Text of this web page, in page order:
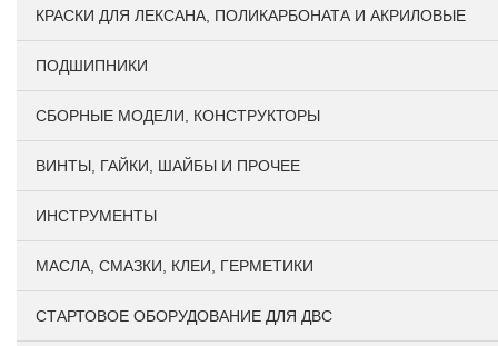
КРАСКИ ДЛЯ ЛЕКСАНА, ПОЛИКАРБОНАТА И АКРИЛОВЫЕ
ПОДШИПНИКИ
CБОРНЫЕ МОДЕЛИ, КОНСТРУКТОРЫ
ВИНТЫ, ГАЙКИ, ШАЙБЫ И ПРОЧЕЕ
ИНСТРУМЕНТЫ
МАСЛА, СМАЗКИ, КЛЕИ, ГЕРМЕТИКИ
СТАРТОВОЕ ОБОРУДОВАНИЕ ДЛЯ ДВС